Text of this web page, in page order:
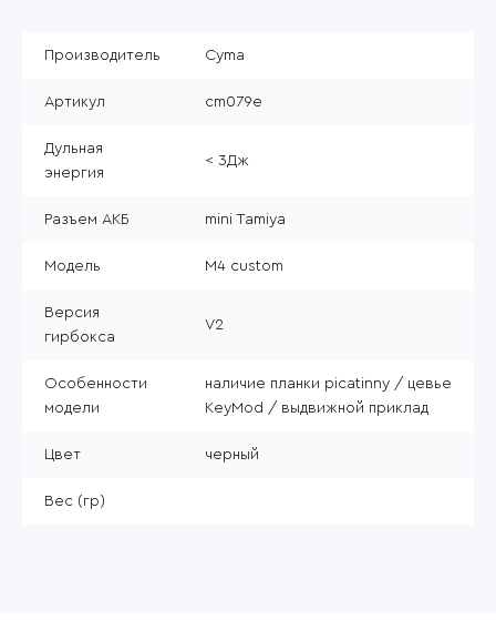
Производитель Cyma
Артикул cm079e
Дульная
энергия
< 3Дж
Разъем АКБ mini Tamiya
Модель M4 custom
Версия
гирбокса
V2
Особенности
модели
наличие планки picatinny / цевье
KeyMod / выдвижной приклад
Цвет черный
Вес (гр)